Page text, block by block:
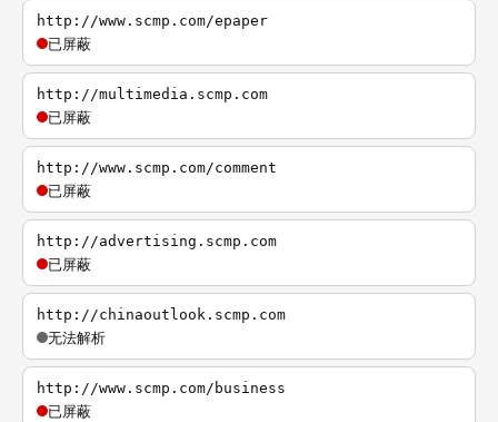
http://www.scmp.com/epaper
已屏蔽
http://multimedia.scmp.com
已屏蔽
http://www.scmp.com/comment
已屏蔽
http://advertising.scmp.com
已屏蔽
http://chinaoutlook.scmp.com
无法解析
http://www.scmp.com/business
已屏蔽